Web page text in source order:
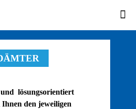
lösungsorientiert
den jeweiligen